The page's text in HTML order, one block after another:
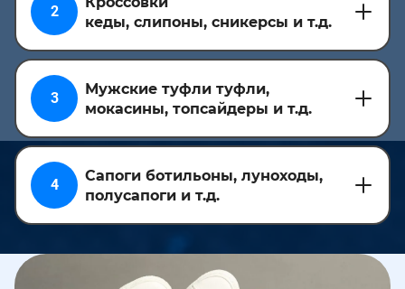
2
кеды, слипоны, сникерсы и т.д.
3
Мужские туфли туфли,
мокасины, топсайдеры и т.д.
4
Сапоги ботильоны, луноходы,
полусапоги и т.д.